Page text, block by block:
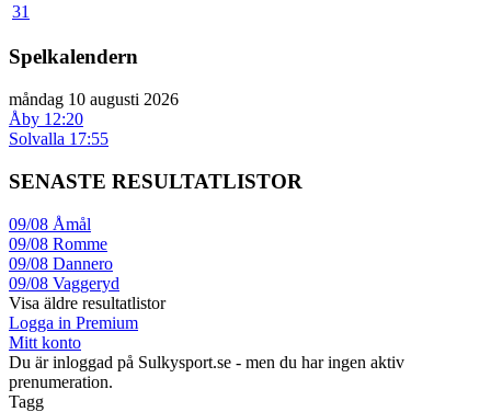
31
Spelkalendern
måndag 10 augusti 2026
Åby 12:20
Solvalla 17:55
SENASTE RESULTATLISTOR
09/08 Åmål
09/08 Romme
09/08 Dannero
09/08 Vaggeryd
Visa äldre resultatlistor
Logga in Premium
Mitt konto
Du är inloggad på Sulkysport.se - men du har ingen aktiv
prenumeration.
Tagg